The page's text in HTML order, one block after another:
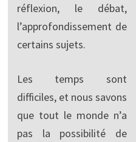
réflexion, le débat,
l’approfondissement de
certains sujets.
Les temps sont
difficiles, et nous savons
que tout le monde n’a
pas la possibilité de